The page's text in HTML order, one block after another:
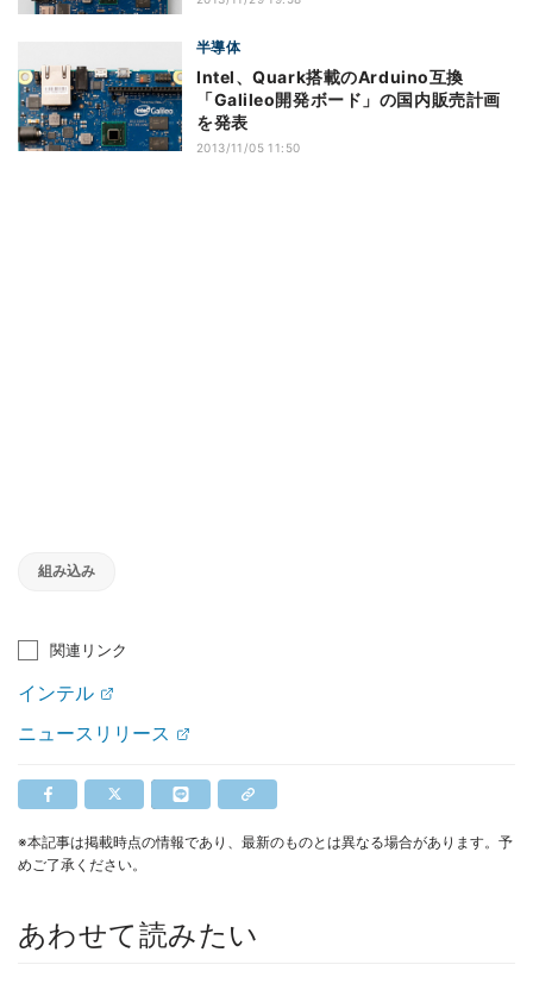
半導体
Intel、Quark搭載のArduino互換
「Galileo開発ボード」の国内販売計画
を発表
2013/11/05 11:50
組み込み
関連リンク
インテル
ニュースリリース
※本記事は掲載時点の情報であり、最新のものとは異なる場合があります。予
めご了承ください。
あわせて読みたい